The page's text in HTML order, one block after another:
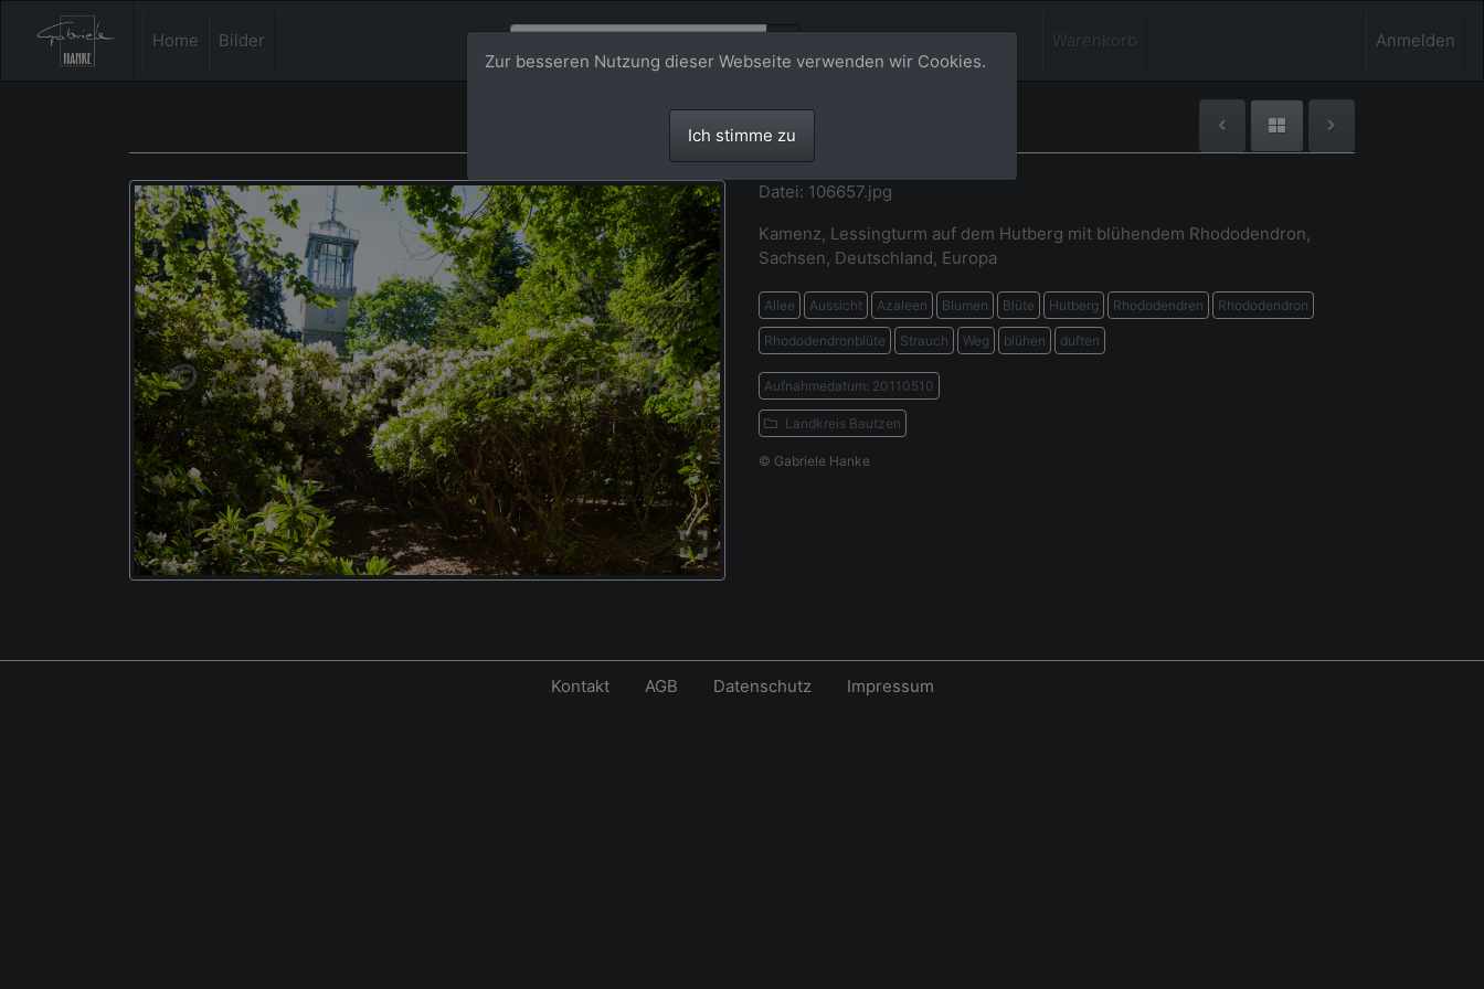
Home Bilder Warenkorb Anmelden
Datei: 106657.jpg
Kamenz, Lessingturm auf dem Hutberg mit blühendem Rhododendron,
Sachsen, Deutschland, Europa
Allee Aussicht Azaleen Blumen Blüte Hutberg Rhododendren Rhododendron
Rhododendronblüte Strauch Weg blühen duften
Aufnahmedatum: 20110510
Landkreis Bautzen
© Gabriele Hanke
Zur besseren Nutzung dieser Webseite verwenden wir Cookies.
Ich stimme zu
Kontakt AGB Datenschutz Impressum